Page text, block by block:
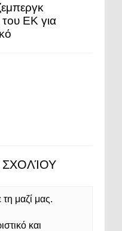
ΕΚ για
μαζί μας.
και